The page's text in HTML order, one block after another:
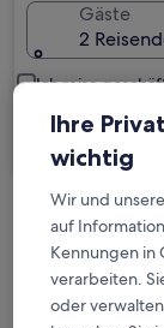
Gäste
2
Ich reise
Ihre
wichtig
Wir und unsere
auf
Kennungen in
verarbeiten.
oder